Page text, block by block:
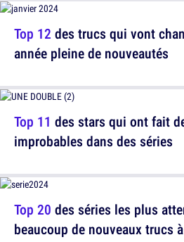
Top 11 des stars qui ont fait
improbables dans des séries
Top 12 des trucs qui vont
année pleine de nouveautés
Top 20 des séries les plus
beaucoup de nouveaux trucs